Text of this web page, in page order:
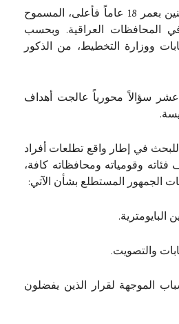
شمل الاستطلاع المواطنين بعمر 18 عاماً فأعلى، المسموح
في المحافظات العراقية. وبحسب
ووزارة التخطيط، من الذكور
عشر سؤالاً محورياً عالجت أهداف
للبحث في إطار واقع تطلعات أفراد
فئاته وقومياته ومحافظاته كافة،
المستطلع بشأن الآتي:
الموجهة لقرار الذين يفضلون